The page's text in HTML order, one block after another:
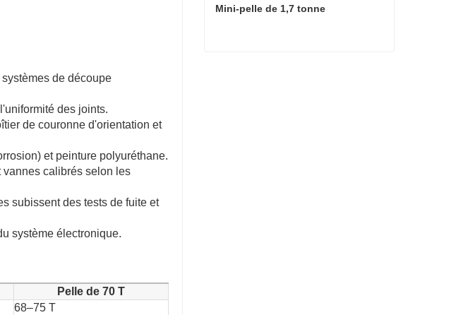
de découpe
des joints.
de couronne d'orientation et
et peinture polyuréthane.
vannes calibrés selon les
subissent des tests de fuite et
système électronique.
Pelle de 70 T
68–75 T
Mini-pelle de 1,7 tonne